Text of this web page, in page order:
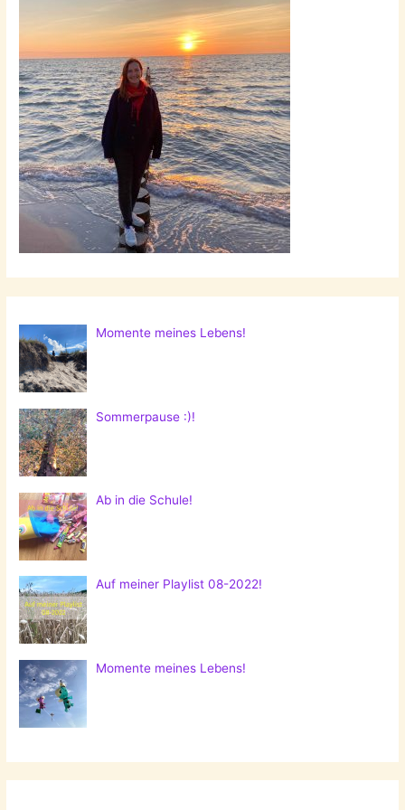
Momente meines Lebens!
Sommerpause :)!
Ab in die Schule!
Auf meiner Playlist 08-2022!
Momente meines Lebens!